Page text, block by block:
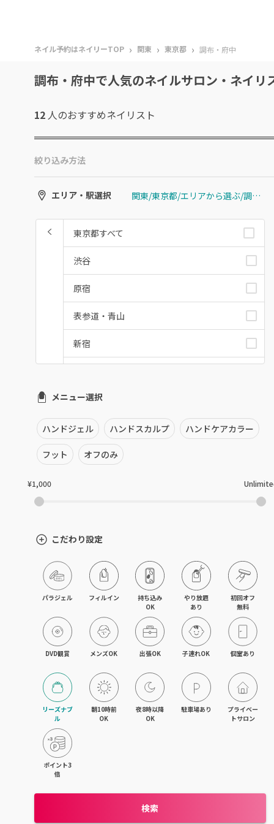
ネイル予約はネイリーTOP › 関東 › 東京都 › 調布・府中
調布・府中で人気のネイルサロン・ネイリ
12 人のおすすめネイリスト
絞り込み方法
エリア・駅選択 関東/東京都/エリアから選ぶ/調布・府中
東京都すべて
渋谷
原宿
表参道・青山
新宿
銀座・新橋・有楽町
恵比寿・代官山・中目黒
自由が丘・学芸大学
下北沢・代々木上原
目黒・戸越・武蔵小山
北千住・町屋・亀有
錦糸町・小岩・青砥
吉祥寺・荻窪・三鷹
立川・国立・国分寺
八王子・日野・昭島
日暮里・駒込・千駄木
メニュー選択
ハンドジェル ハンドスカルプ ハンドケアカラー
フット オフのみ
¥1,000
こだわり設定
パラジェル フィルイン
持ち込み
OK
やり放題
あり
初回オフ
無料
DVD観賞 メンズOK 出張OK 子連れOK 個室あり
リーズナブ
ル
朝10時前
OK
夜8時以降
OK
駐車場あり
プライベー
トサロン
ポイント3
倍
検索